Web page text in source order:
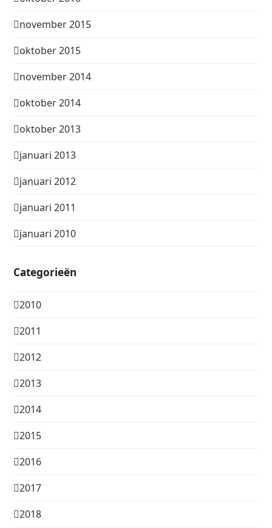
november 2015
oktober 2015
november 2014
oktober 2014
oktober 2013
januari 2013
januari 2012
januari 2011
januari 2010
Categorieën
2010
2011
2012
2013
2014
2015
2016
2017
2018